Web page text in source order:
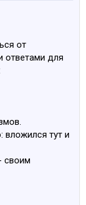
от
ответами для
вложился тут и
своим